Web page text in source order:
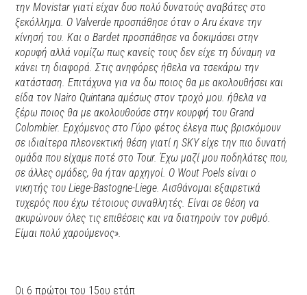
την Movistar γιατί είχαν δυο πολύ δυνατούς αναβάτες στο
ξεκόλλημα. Ο Valverde προσπάθησε όταν ο Aru έκανε την
κίνησή του. Και ο Bardet προσπάθησε να δοκιμάσει στην
κορυφή αλλά νομίζω πως κανείς τους δεν είχε τη δύναμη να
κάνει τη διαφορά. Στις ανηφόρες ήθελα να τσεκάρω την
κατάσταση. Επιτάχυνα για να δω ποιος θα με ακολουθήσει και
είδα τον Nairo Quintana αμέσως στον τροχό μου. ήθελα να
ξέρω ποιος θα με ακολουθούσε στην κουρφή του Grand
Colombier. Ερχόμενος στο Γύρο φέτος έλεγα πως βρισκόμουν
σε ιδιαίτερα πλεονεκτική θέση γιατί η SKY είχε την πιο δυνατή
ομάδα που είχαμε ποτέ στο Tour. Έχω μαζί μου ποδηλάτες που,
σε άλλες ομάδες, θα ήταν αρχηγοί. Ο Wout Poels είναι ο
νικητής του Liege-Bastogne-Liege. Αισθάνομαι εξαιρετικά
τυχερός που έχω τέτοιους συναθλητές. Είναι σε θέση να
ακυρώνουν όλες τις επιθέσεις και να διατηρούν τον ρυθμό.
Είμαι πολύ χαρούμενος».
Οι 6 πρώτοι του 15ου ετάπ